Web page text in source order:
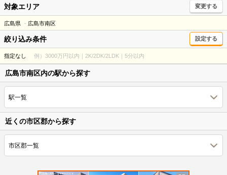
対象エリア 変更する
広島県 広島市南区
絞り込み条件 設定する
指定なし 例）3000万円以内｜2K/2DK/2LDK｜5分以内
広島市南区内の駅から探す
駅一覧
近くの市区郡から探す
市区郡一覧